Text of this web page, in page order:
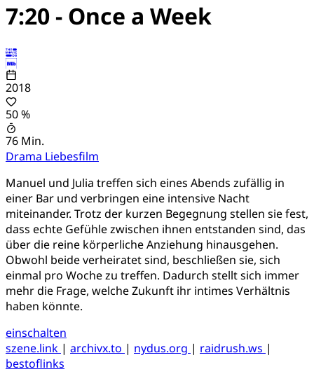
7:20 - Once a Week
2018
50 %
76 Min.
Drama Liebesfilm
Manuel und Julia treffen sich eines Abends zufällig in
einer Bar und verbringen eine intensive Nacht
miteinander. Trotz der kurzen Begegnung stellen sie fest,
dass echte Gefühle zwischen ihnen entstanden sind, das
über die reine körperliche Anziehung hinausgehen.
Obwohl beide verheiratet sind, beschließen sie, sich
einmal pro Woche zu treffen. Dadurch stellt sich immer
mehr die Frage, welche Zukunft ihr intimes Verhältnis
haben könnte.
einschalten
szene.link | archivx.to | nydus.org | raidrush.ws |
bestoflinks